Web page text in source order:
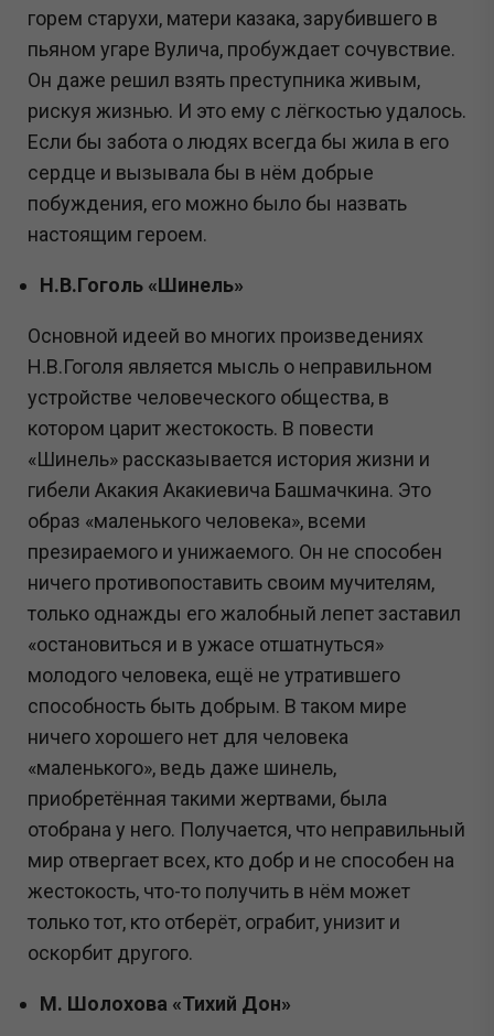
горем старухи, матери казака, зарубившего в
пьяном угаре Вулича, пробуждает сочувствие.
Он даже решил взять преступника живым,
рискуя жизнью. И это ему с лёгкостью удалось.
Если бы забота о людях всегда бы жила в его
сердце и вызывала бы в нём добрые
побуждения, его можно было бы назвать
настоящим героем.
Н.В.Гоголь «Шинель»
Основной идеей во многих произведениях
Н.В.Гоголя является мысль о неправильном
устройстве человеческого общества, в
котором царит жестокость. В повести
«Шинель» рассказывается история жизни и
гибели Акакия Акакиевича Башмачкина. Это
образ «маленького человека», всеми
презираемого и унижаемого. Он не способен
ничего противопоставить своим мучителям,
только однажды его жалобный лепет заставил
«остановиться и в ужасе отшатнуться»
молодого человека, ещё не утратившего
способность быть добрым. В таком мире
ничего хорошего нет для человека
«маленького», ведь даже шинель,
приобретённая такими жертвами, была
отобрана у него. Получается, что неправильный
мир отвергает всех, кто добр и не способен на
жестокость, что-то получить в нём может
только тот, кто отберёт, ограбит, унизит и
оскорбит другого.
М. Шолохова «Тихий Дон»